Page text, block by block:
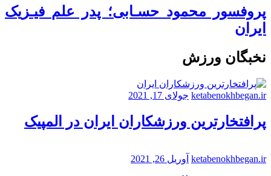
پروفسور محمود حسـابی؛ پدر علم فیـزیک
ایران
نخبگان ورزش
ketabenokhbegan.ir جولای 17, 2021
پرافتخارترین ورزشکاران ایران در المپیک
ketabenokhbegan.ir آوریل 26, 2021